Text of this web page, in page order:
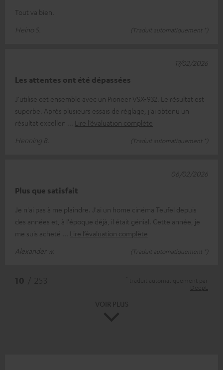
Tout va bien.
Heino S.
(Traduit automatiquement *)
Les attentes ont été dépassées
J'utilise cet ensemble avec un Pioneer VSX-932. Le résultat est
superbe. Après plusieurs essais de réglage, j'ai obtenu un
résultat excellen
Lire l’évaluation complète
Henning B.
(Traduit automatiquement *)
17/02/2026
Plus que satisfait
Je n'ai pas à me plaindre. J'ai un home cinéma Teufel depuis
des années et, à l'époque déjà, il était génial. Cette année, je
me suis acheté
Lire l’évaluation complète
Alexander w.
(Traduit automatiquement *)
06/02/2026